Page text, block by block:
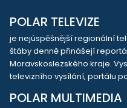
POLAR TELEVIZE
je nejúspěšnější regionální
štáby denně přinášejí
Moravskoslezského kraje.
televizního vysílání, portálu
POLAR MULTIMEDIA